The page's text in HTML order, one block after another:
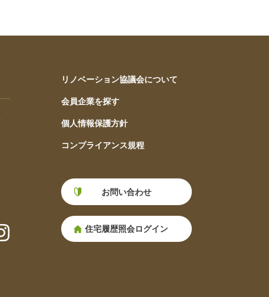
リノベーション協議会について
会員企業を探す
個人情報保護方針
コンプライアンス規程
お問い合わせ
住宅履歴照会ログイン